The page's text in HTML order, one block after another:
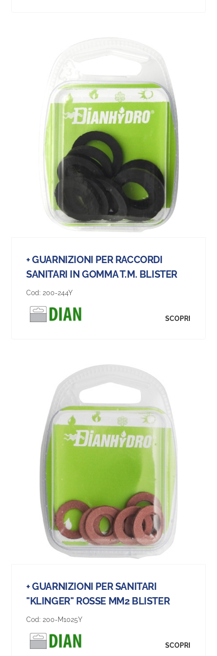
+ GUARNIZIONI PER RACCORDI
SANITARI IN GOMMA T.M. BLISTER
Cod: 200-244Y
SCOPRI
+ GUARNIZIONI PER SANITARI
"KLINGER" ROSSE MM2 BLISTER
Cod: 200-M1025Y
SCOPRI